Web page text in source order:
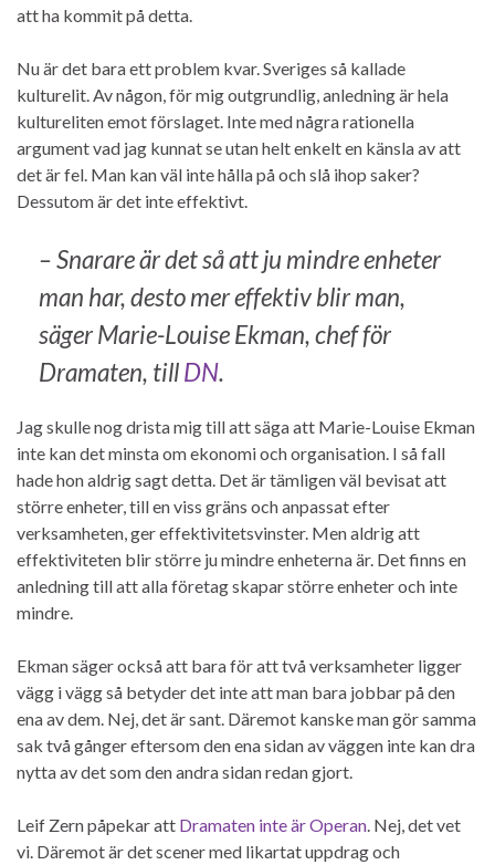
att ha kommit på detta.
Nu är det bara ett problem kvar. Sveriges så kallade
kulturelit. Av någon, för mig outgrundlig, anledning är hela
kultureliten emot förslaget. Inte med några rationella
argument vad jag kunnat se utan helt enkelt en känsla av att
det är fel. Man kan väl inte hålla på och slå ihop saker?
Dessutom är det inte effektivt.
– Snarare är det så att ju mindre enheter
man har, desto mer effektiv blir man,
säger Marie-Louise Ekman, chef för
Dramaten, tillDN.
Jag skulle nog drista mig till att säga att Marie-Louise Ekman
inte kan det minsta om ekonomi och organisation. I så fall
hade hon aldrig sagt detta. Det är tämligen väl bevisat att
större enheter, till en viss gräns och anpassat efter
verksamheten, ger effektivitetsvinster. Men aldrig att
effektiviteten blir större ju mindre enheterna är. Det finns en
anledning till att alla företag skapar större enheter och inte
mindre.
Ekman säger också att bara för att två verksamheter ligger
vägg i vägg så betyder det inte att man bara jobbar på den
ena av dem. Nej, det är sant. Däremot kanske man gör samma
sak två gånger eftersom den ena sidan av väggen inte kan dra
nytta av det som den andra sidan redan gjort.
Leif Zern påpekar att Dramaten inte är Operan. Nej, det vet
vi. Däremot är det scener med likartat uppdrag och